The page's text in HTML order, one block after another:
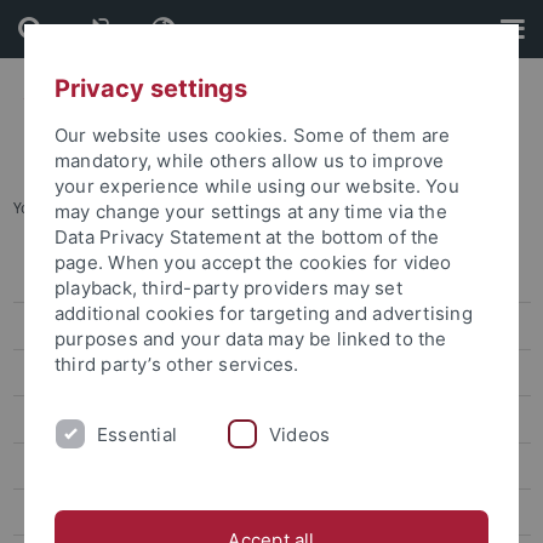
Skip
to
content
Skip
to
footer
You are here: Startseite ... Archiv
Pressemitteilungen
Archiv
attempto online
Newsletter Uni Tübingen aktuell
Publikationen
Privacy settings
Our website uses cookies. Some of them are
mandatory, while others allow us to improve
your experience while using our website. You
may change your settings at any time via the
Data Privacy Statement at the bottom of the
page. When you accept the cookies for video
playback, third-party providers may set
additional cookies for targeting and advertising
purposes and your data may be linked to the
third party’s other services.
Essential Videos